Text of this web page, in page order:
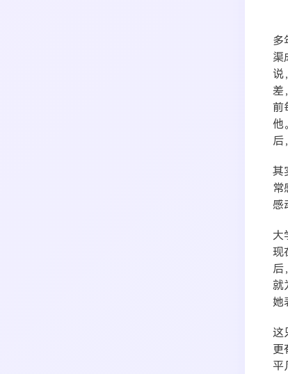
多
渠
说
差
前
他
后
其
常
感
大
现
后
就
她
这
更
平